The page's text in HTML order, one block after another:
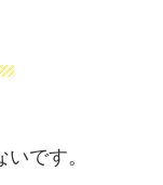
です。